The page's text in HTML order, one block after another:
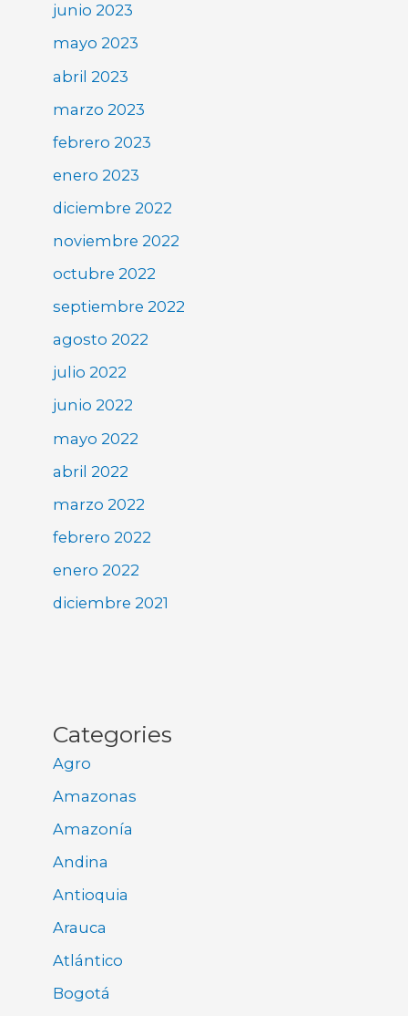
junio 2023
mayo 2023
abril 2023
marzo 2023
febrero 2023
enero 2023
diciembre 2022
noviembre 2022
octubre 2022
septiembre 2022
agosto 2022
julio 2022
junio 2022
mayo 2022
abril 2022
marzo 2022
febrero 2022
enero 2022
diciembre 2021
Categories
Agro
Amazonas
Amazonía
Andina
Antioquia
Arauca
Atlántico
Bogotá